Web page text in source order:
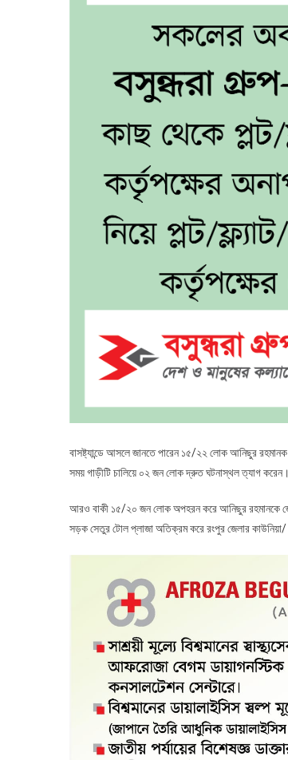
বাসষ্ট্যান্ডে আসলে জানতে পারেন ১৫/২২ লোক আনিছুর
সময় গাড়ীটি চালিয়ে ০২ জন লোক দ্রুত ঘটনাস্থল ত্যাগ করেন।
আরও বাকী ১৫/২০ জন লোক অপহরন করে আনিছুর রহমানকে
সড়ক সেতুর টোল প্লাজা অতিক্রম করে রংপুর জেলার কাউনিয়া/